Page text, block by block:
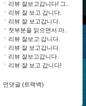
리뷰 잘보고갑니다! 그..
리뷰 잘 보고 갑니다.
리뷰 잘 보고갑니다.
첫부분을 읽으면서 마..
리뷰 잘보고 갑니다.
리뷰 잘 보고갑니다.
리뷰 잘보고갑니다.
리뷰 잘 보고 갑니다!
먼댓글 (트랙백)